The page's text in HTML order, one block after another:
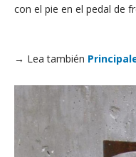
con el pie en el pedal de
→ Lea también